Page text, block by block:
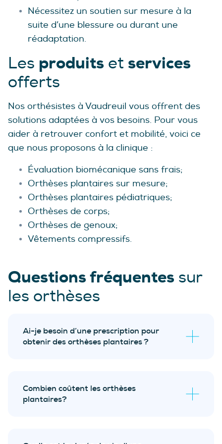
Nécessitez un soutien sur mesure à la
suite d’une blessure ou durant une
réadaptation.
Les produits et services
offerts
Nos orthésistes à Vaudreuil vous offrent des
solutions adaptées à vos besoins. Pour vous
aider à retrouver confort et mobilité, voici ce
que nous proposons à la clinique :
Évaluation biomécanique sans frais;
Orthèses plantaires sur mesure;
Orthèses plantaires pédiatriques;
Orthèses de corps;
Orthèses de genoux;
Vêtements compressifs.
Questions fréquentes sur
les orthèses
Ai-je besoin d’une prescription pour
obtenir des orthèses plantaires ?
Combien coûtent les orthèses
plantaires?